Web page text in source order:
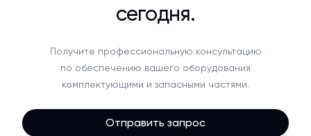
сегодня.
Получите профессиональную консультацию
по обеспечению вашего оборудования
комплектующими и запасными частями.
Отправить запрос